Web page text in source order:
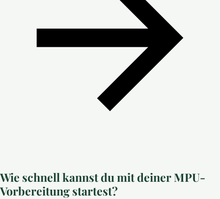
Wie schnell kannst du mit deiner MPU-
Vorbereitung startest?